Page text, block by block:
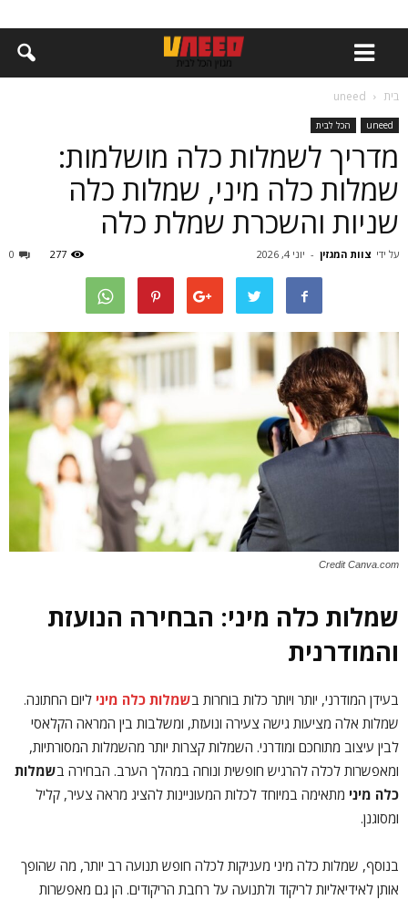
בית uneed
uneed הכל לבית
מדריך לשמלות כלה מושלמות:
שמלות כלה מיני, שמלות כלה
שניות והשכרת שמלת כלה
על ידי צוות המגזין - יוני 4, 2026 0 277
Credit Canva.com
שמלות כלה מיני: הבחירה הנועזת
והמודרנית
בעידן המודרני, יותר ויותר כלות בוחרות בשמלות כלה מיני ליום החתונה.
שמלות אלה מציעות גישה צעירה ונועזת, ומשלבות בין המראה הקלאסי
לבין עיצוב מתוחכם ומודרני. השמלות קצרות יותר מהשמלות המסורתיות,
ומאפשרות לכלה להרגיש חופשית ונוחה במהלך הערב. הבחירה בשמלות
כלה מיני מתאימה במיוחד לכלות המעוניינות להציג מראה צעיר, קליל
ומסוגנן.
בנוסף, שמלות כלה מיני מעניקות לכלה חופש תנועה רב יותר, מה שהופך
אותן לאידיאליות לריקוד ולתנועה על רחבת הריקודים. הן גם מאפשרות